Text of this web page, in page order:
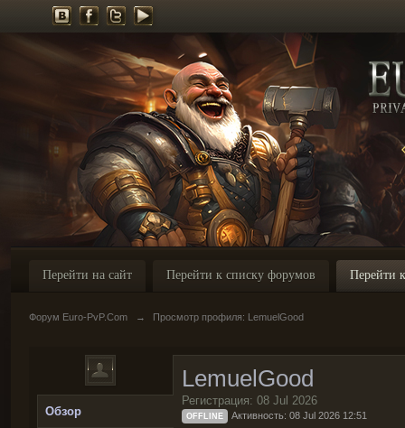
Перейти на сайт Перейти к списку форумов Перейти
Форум Euro-PvP.Com → Просмотр профиля: LemuelGood
Обзор
LemuelGood
Регистрация: 08 Jul 2026
OFFLINE Активность: 08 Jul 2026 12:51